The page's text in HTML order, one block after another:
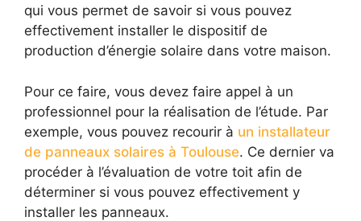
qui vous permet de savoir si vous pouvez
effectivement installer le dispositif de
production d’énergie solaire dans votre maison.
Pour ce faire, vous devez faire appel à un
professionnel pour la réalisation de l’étude. Par
exemple, vous pouvez recourir à un installateur
de panneaux solaires à Toulouse. Ce dernier va
procéder à l’évaluation de votre toit afin de
déterminer si vous pouvez effectivement y
installer les panneaux.